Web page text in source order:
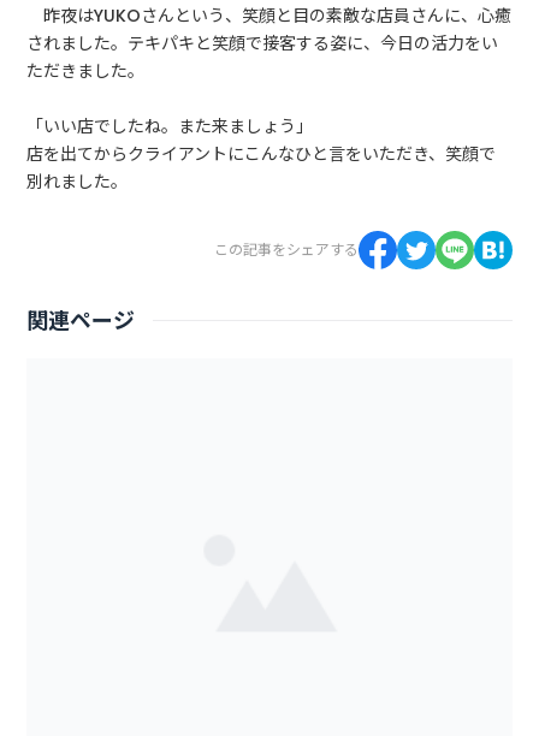
昨夜はYUKOさんという、笑顔と目の素敵な店員さんに、心癒
されました。テキパキと笑顔で接客する姿に、今日の活力をい
ただきました。
「いい店でしたね。また来ましょう」
店を出てからクライアントにこんなひと言をいただき、笑顔で
別れました。
この記事をシェアする
関連ページ